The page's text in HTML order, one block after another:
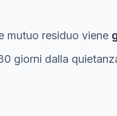
mutuo residuo viene
giorni dalla